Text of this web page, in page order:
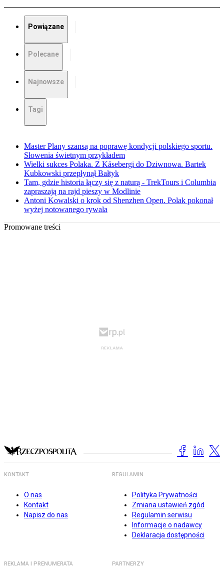
Powiązane
Polecane
Najnowsze
Tagi
Master Plany szansą na poprawę kondycji polskiego sportu.
Słowenia świetnym przykładem
Wielki sukces Polaka. Z Kåsebergi do Dziwnowa. Bartek
Kubkowski przepłynął Bałtyk
Tam, gdzie historia łączy się z naturą - TrekTours i Columbia
zapraszają na rajd pieszy w Modlinie
Antoni Kowalski o krok od Shenzhen Open. Polak pokonał
wyżej notowanego rywala
Promowane treści
KONTAKT
O nas
Kontakt
Napisz do nas
REGULAMIN
Polityka Prywatności
Zmiana ustawień zgód
Regulamin serwisu
Informacje o nadawcy
Deklaracja dostępności
REKLAMA I PRENUMERATA PARTNERZY